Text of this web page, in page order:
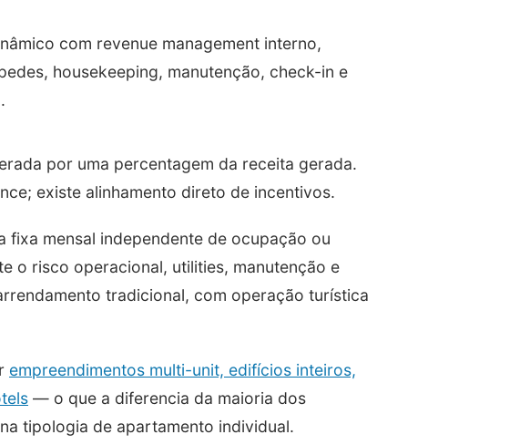
com revenue management interno,
housekeeping, manutenção, check-in e
por uma percentagem da receita gerada.
existe alinhamento direto de incentivos.
mensal independente de ocupação ou
o risco operacional, utilities, manutenção e
tradicional, com operação turística
empreendimentos multi-unit, edifícios inteiros,
— o que a diferencia da maioria dos
tipologia de apartamento individual.